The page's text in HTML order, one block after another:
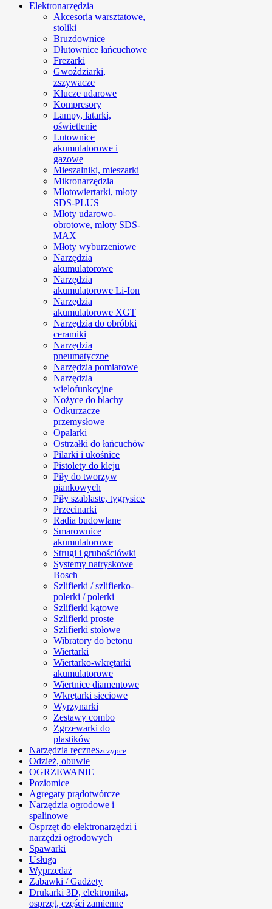
Elektronarzędzia
Akcesoria warsztatowe,
stoliki
Bruzdownice
Dłutownice łańcuchowe
Frezarki
Gwoździarki,
zszywacze
Klucze udarowe
Kompresory
Lampy, latarki,
oświetlenie
Lutownice
akumulatorowe i
gazowe
Mieszalniki, mieszarki
Mikronarzędzia
Młotowiertarki, młoty
SDS-PLUS
Młoty udarowo-
obrotowe, młoty SDS-
MAX
Młoty wyburzeniowe
Narzędzia
akumulatorowe
Narzędzia
akumulatorowe Li-Ion
Narzędzia
akumulatorowe XGT
Narzędzia do obróbki
ceramiki
Narzędzia
pneumatyczne
Narzędzia pomiarowe
Narzędzia
wielofunkcyjne
Nożyce do blachy
Odkurzacze
przemysłowe
Opalarki
Ostrzałki do łańcuchów
Pilarki i ukośnice
Pistolety do kleju
Piły do tworzyw
piankowych
Piły szablaste, tygrysice
Przecinarki
Radia budowlane
Smarownice
akumulatorowe
Strugi i grubościówki
Systemy natryskowe
Bosch
Szlifierki / szlifierko-
polerki / polerki
Szlifierki kątowe
Szlifierki proste
Szlifierki stołowe
Wibratory do betonu
Wiertarki
Wiertarko-wkrętarki
akumulatorowe
Wiertnice diamentowe
Wkrętarki sieciowe
Wyrzynarki
Zestawy combo
Zgrzewarki do
plastików
Narzędzia ręczneSzczypce
Odzież, obuwie
OGRZEWANIE
Poziomice
Agregaty prądotwórcze
Narzędzia ogrodowe i
spalinowe
Osprzęt do elektronarzędzi i
narzędzi ogrodowych
Spawarki
Usługa
Wyprzedaż
Zabawki / Gadżety
Drukarki 3D, elektronika,
osprzęt, części zamienne